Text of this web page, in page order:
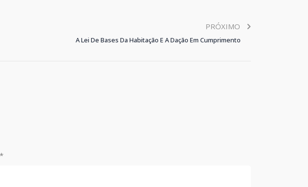
PRÓXIMO
A Lei De Bases Da Habitação E A Dação Em Cumprimento
*